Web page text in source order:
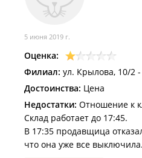
5 июня 2019 г.
Оценка:
Филиал: ул. Крылова, 10/2
Достоинства: Цена
Недостатки: Отношение к
Склад работает до 17:45.
В 17:35 продавщица
что она уже все выключила.